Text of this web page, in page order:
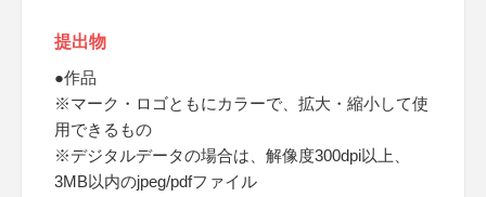
提出物
●作品
※マーク・ロゴともにカラーで、拡大・縮小して使
用できるもの
※デジタルデータの場合は、解像度300dpi以上、
3MB以内のjpeg/pdfファイル